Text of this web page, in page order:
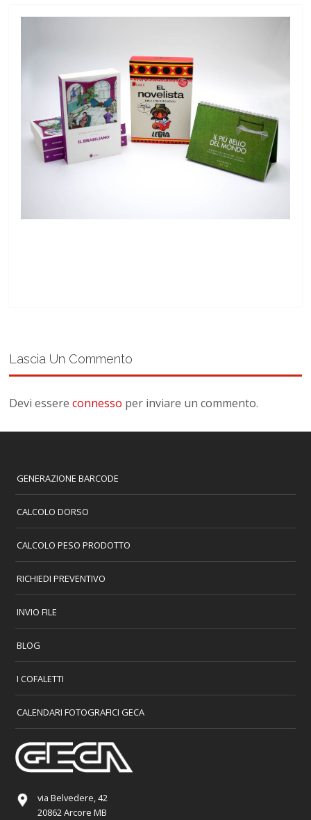
Lascia Un Commento
Devi essereconnesso per inviare un commento.
GENERAZIONE BARCODE
CALCOLO DORSO
CALCOLO PESO PRODOTTO
RICHIEDI PREVENTIVO
INVIO FILE
BLOG
I COFALETTI
CALENDARI FOTOGRAFICI GECA
via Belvedere, 42
20862 Arcore MB